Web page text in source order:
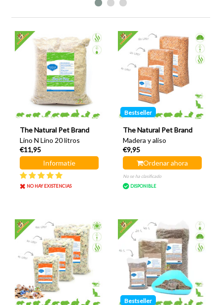
The Natural Pet Brand
Lino N Lino 20 litros
€11,95
Informatie
NO HAY EXISTENCIAS
Bestseller
The Natural Pet Brand
Madera y aliso
€9,95
Ordenar ahora
No se ha clasificado
DISPONIBLE
Bestseller